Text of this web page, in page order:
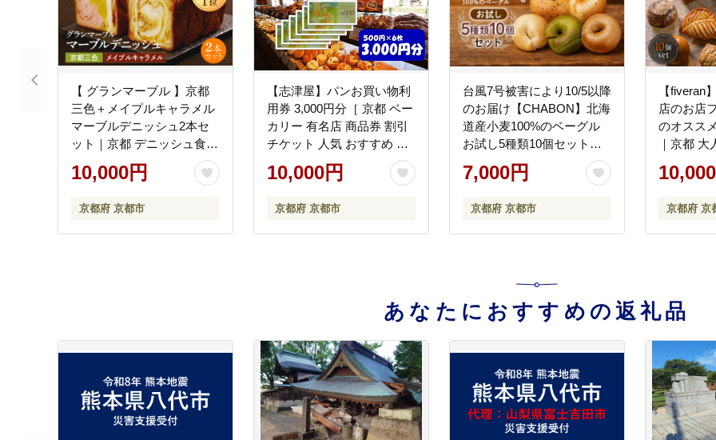
【 グランマーブル 】京都
三色＋メイプルキャラメル
マーブルデニッシュ2本セ
ット｜京都 デニッシュ食パ
ン レビュー高評価 大人気
セット［人気2種食べ比べ
贅沢 高級 ギフトにぴった
り プレゼント 贈答 お取り
10,000円
京都府 京都市
【志津屋】パンお買い物利
用券 3,000円分［ 京都 ベー
カリー 有名店 商品券 割引
チケット 人気 おすすめ パ
ン 惣菜パン 菓子パン ふる
さと納税 ］
10,000円
京都府 京都市
台風7号被害により10/5以降
のお届け【CHABON】北海
道産小麦100%のベーグル
お試し5種類10個セット｜
京都 人気ベーカリー ベー
グル おすすめセット [ 人気
焼きたて グルメ 朝食 おや
つ ぱん パン 便利 お取り寄
7,000円
京都府 京都市
【fiveran
店のお店
のオスス
｜京都 大
有名店
[ パン激
けるパン
凍 グルメ
京都府 京
あなたにおすすめの返礼品